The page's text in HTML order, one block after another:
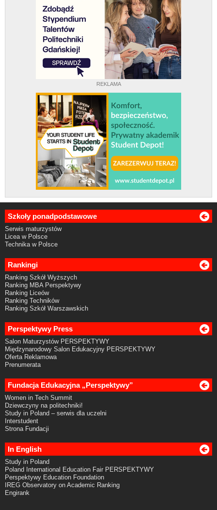
REKLAMA
Szkoły ponadpodstawowe
Serwis maturzystów
Licea w Polsce
Technika w Polsce
Rankingi
Ranking Szkół Wyższych
Ranking MBA Perspektywy
Ranking Liceów
Ranking Techników
Ranking Szkół Warszawskich
Perspektywy Press
Salon Maturzystów PERSPEKTYWY
Międzynarodowy Salon Edukacyjny PERSPEKTYWY
Oferta Reklamowa
Prenumerata
Fundacja Edukacyjna „Perspektywy”
Women in Tech Summit
Dziewczyny na politechniki!
Study in Poland – serwis dla uczelni
Interstudent
Strona Fundacji
In English
Study in Poland
Poland International Education Fair PERSPEKTYWY
Perspektywy Education Foundation
IREG Observatory on Academic Ranking
Engirank